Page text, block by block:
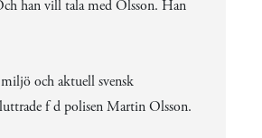
han vill tala med Olsson. Han
och aktuell svensk
f d polisen Martin Olsson.